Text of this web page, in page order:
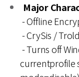
Major
- Offline
- CrySis /
- Turns off
currentprofile